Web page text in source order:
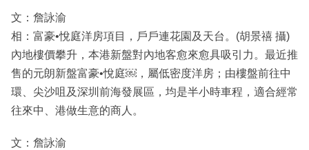
文：詹詠渝
相：富豪•悅庭洋房項目，戶戶連花園及天台。(胡景禧 攝)
內地樓價攀升，本港新盤對內地客愈來愈具吸引力。最近推
售的元朗新盤富豪•悅庭￼，屬低密度洋房；由樓盤前往中
環、尖沙咀及深圳前海發展區，均是半小時車程，適合經常
往來中、港做生意的商人。
文：詹詠渝